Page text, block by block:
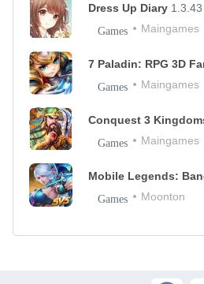
Dress Up Diary 1.3.43
Games Maingames
7 Paladin: RPG 3D
Games Maingames
Conquest 3
Games Maingames
Mobile Legends:
Games Moonton